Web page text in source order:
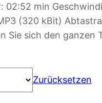
02:52 min
(320 kBit)
Sie sich den ganzen
Zurücksetzen